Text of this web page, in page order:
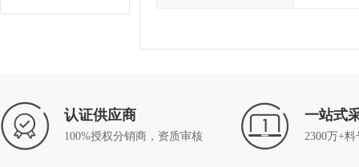
认证供应商
100%授权分销商，资质审核
一站式
2300万+